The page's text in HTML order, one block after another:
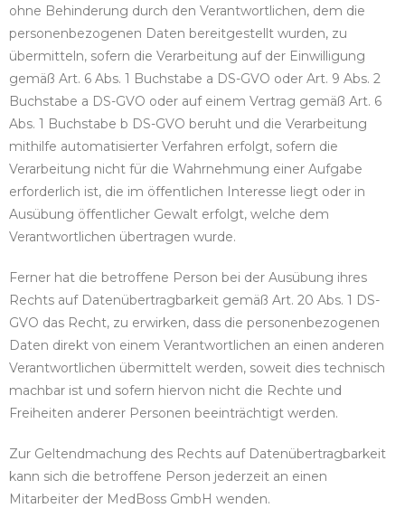
ohne Behinderung durch den Verantwortlichen, dem die
personenbezogenen Daten bereitgestellt wurden, zu
übermitteln, sofern die Verarbeitung auf der Einwilligung
gemäß Art. 6 Abs. 1 Buchstabe a DS-GVO oder Art. 9 Abs. 2
Buchstabe a DS-GVO oder auf einem Vertrag gemäß Art. 6
Abs. 1 Buchstabe b DS-GVO beruht und die Verarbeitung
mithilfe automatisierter Verfahren erfolgt, sofern die
Verarbeitung nicht für die Wahrnehmung einer Aufgabe
erforderlich ist, die im öffentlichen Interesse liegt oder in
Ausübung öffentlicher Gewalt erfolgt, welche dem
Verantwortlichen übertragen wurde.
Ferner hat die betroffene Person bei der Ausübung ihres
Rechts auf Datenübertragbarkeit gemäß Art. 20 Abs. 1 DS-
GVO das Recht, zu erwirken, dass die personenbezogenen
Daten direkt von einem Verantwortlichen an einen anderen
Verantwortlichen übermittelt werden, soweit dies technisch
machbar ist und sofern hiervon nicht die Rechte und
Freiheiten anderer Personen beeinträchtigt werden.
Zur Geltendmachung des Rechts auf Datenübertragbarkeit
kann sich die betroffene Person jederzeit an einen
Mitarbeiter der MedBoss GmbH wenden.